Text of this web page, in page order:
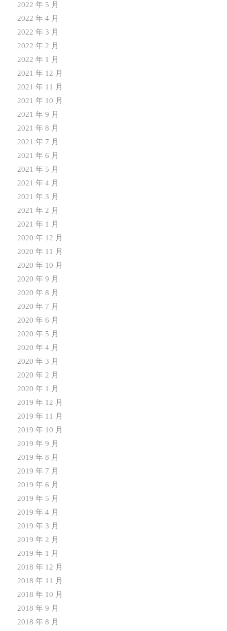
2022 年 5 月
2022 年 4 月
2022 年 3 月
2022 年 2 月
2022 年 1 月
2021 年 12 月
2021 年 11 月
2021 年 10 月
2021 年 9 月
2021 年 8 月
2021 年 7 月
2021 年 6 月
2021 年 5 月
2021 年 4 月
2021 年 3 月
2021 年 2 月
2021 年 1 月
2020 年 12 月
2020 年 11 月
2020 年 10 月
2020 年 9 月
2020 年 8 月
2020 年 7 月
2020 年 6 月
2020 年 5 月
2020 年 4 月
2020 年 3 月
2020 年 2 月
2020 年 1 月
2019 年 12 月
2019 年 11 月
2019 年 10 月
2019 年 9 月
2019 年 8 月
2019 年 7 月
2019 年 6 月
2019 年 5 月
2019 年 4 月
2019 年 3 月
2019 年 2 月
2019 年 1 月
2018 年 12 月
2018 年 11 月
2018 年 10 月
2018 年 9 月
2018 年 8 月